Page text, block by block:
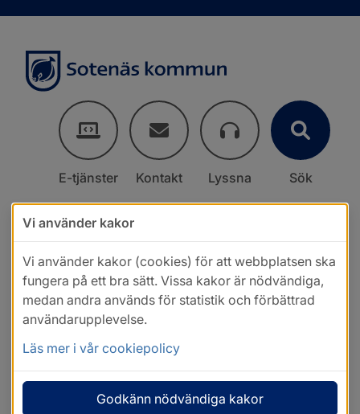
E-tjänster Kontakt Lyssna Sök
Vi använder kakor
Vi använder kakor (cookies) för att webbplatsen ska
fungera på ett bra sätt. Vissa kakor är nödvändiga,
medan andra används för statistik och förbättrad
användarupplevelse.
Läs mer i vår cookiepolicy
Godkänn nödvändiga kakor